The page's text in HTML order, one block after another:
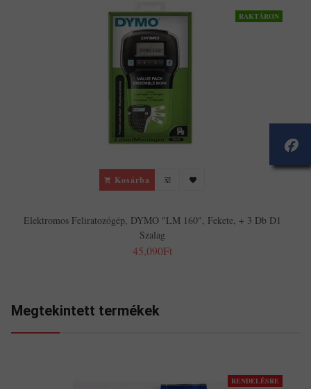
RAKTÁRON
Kosárba
Elektromos Feliratozógép, DYMO "LM 160", Fekete, + 3 Db D1
Szalag
45,090Ft
Megtekintett termékek
RENDELÉSRE